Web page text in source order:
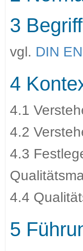
3
vgl. DIN
4
4.1
4.2
4.3
4.4
5